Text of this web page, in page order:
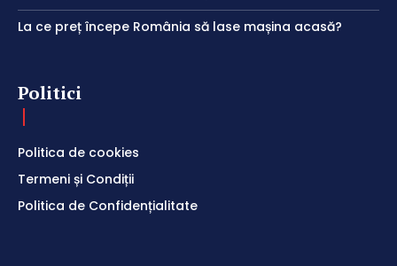
La ce preț începe România să lase mașina acasă?
Politici
Politica de cookies
Termeni și Condiții
Politica de Confidențialitate